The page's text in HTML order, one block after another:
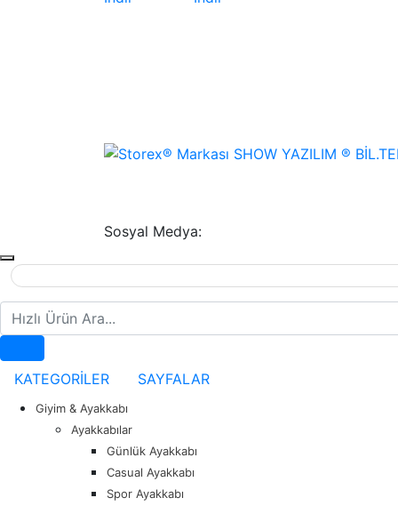
Sosyal Medya:
Hızlı Ürün Ara
KATEGORİLER SAYFALAR
Giyim & Ayakkabı
Ayakkabılar
Günlük Ayakkabı
Casual Ayakkabı
Spor Ayakkabı